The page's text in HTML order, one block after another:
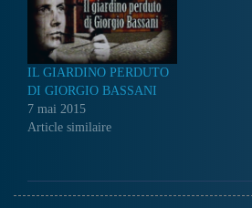
IL GIARDINO PERDUTO
DI GIORGIO BASSANI
7 mai 2015
Article similaire